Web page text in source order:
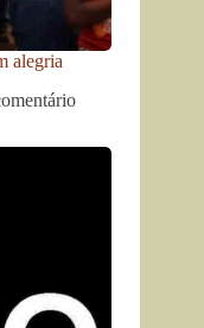
alegria